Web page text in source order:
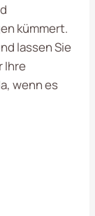
kümmert.
lassen Sie
Ihre
wenn es